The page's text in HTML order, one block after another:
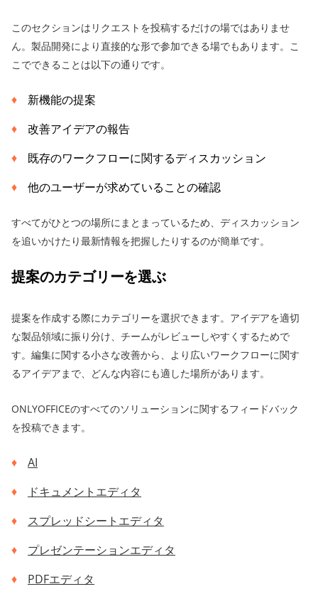
このセクションはリクエストを投稿するだけの場ではありませ
ん。製品開発により直接的な形で参加できる場でもあります。こ
こでできることは以下の通りです。
新機能の提案
改善アイデアの報告
既存のワークフローに関するディスカッション
他のユーザーが求めていることの確認
すべてがひとつの場所にまとまっているため、ディスカッション
を追いかけたり最新情報を把握したりするのが簡単です。
提案のカテゴリーを選ぶ
提案を作成する際にカテゴリーを選択できます。アイデアを適切
な製品領域に振り分け、チームがレビューしやすくするためで
す。編集に関する小さな改善から、より広いワークフローに関す
るアイデアまで、どんな内容にも適した場所があります。
ONLYOFFICEのすべてのソリューションに関するフィードバック
を投稿できます。
AI
ドキュメントエディタ
スプレッドシートエディタ
プレゼンテーションエディタ
PDFエディタ